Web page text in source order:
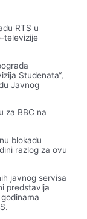
RTS u
televizije
Studenata“,
Javnog
za BBC na
blokadu
razlog za ovu
javnog servisa
predstavlja